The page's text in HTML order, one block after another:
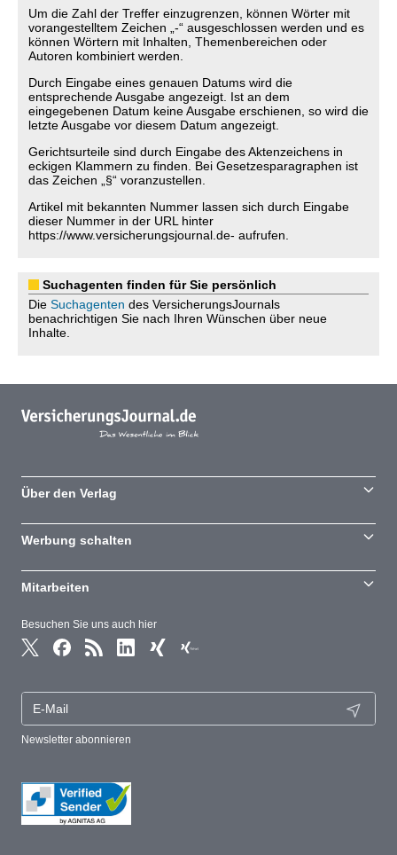
Um die Zahl der Treffer einzugrenzen, können Wörter mit
vorangestelltem Zeichen „-“ ausgeschlossen werden und es
können Wörtern mit Inhalten, Themenbereichen oder
Autoren kombiniert werden.
Durch Eingabe eines genauen Datums wird die
entsprechende Ausgabe angezeigt. Ist an dem
eingegebenen Datum keine Ausgabe erschienen, so wird die
letzte Ausgabe vor diesem Datum angezeigt.
Gerichtsurteile sind durch Eingabe des Aktenzeichens in
eckigen Klammern zu finden. Bei Gesetzesparagraphen ist
das Zeichen „§“ voranzustellen.
Artikel mit bekannten Nummer lassen sich durch Eingabe
dieser Nummer in der URL hinter
https://www.versicherungsjournal.de- aufrufen.
Suchagenten finden für Sie persönlich
Die Suchagenten des VersicherungsJournals
benachrichtigen Sie nach Ihren Wünschen über neue
Inhalte.
Besuchen Sie uns auch hier
Newsletter abonnieren
Über den Verlag
Werbung schalten
Mitarbeiten